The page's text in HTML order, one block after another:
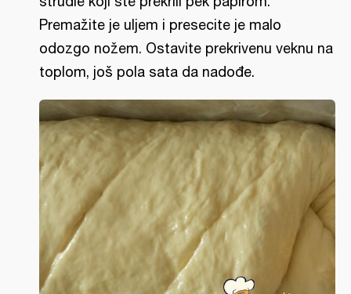
Premažite je uljem i presecite je malo
odozgo nožem. Ostavite prekrivenu veknu na
toplom, još pola sata da nadođe.